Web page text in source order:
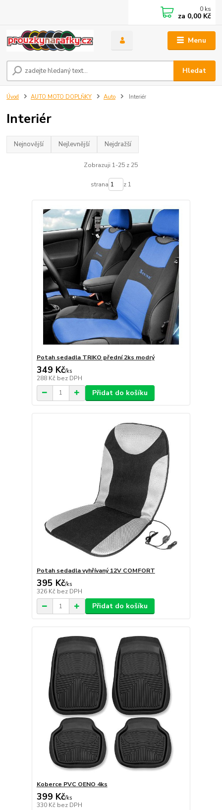
Menu
Hledat
0 ks
za 0,00 Kč
Úvod AUTO MOTO DOPLŇKY Auto Interiér
Interiér
Nejnovější Nejlevnější Nejdražší
Zobrazuji 1-25 z 25
strana z 1
Potah sedadla TRIKO přední 2ks modrý
349 Kč/ks
288 Kč bez DPH
Přidat do košíku
Potah sedadla vyhřívaný 12V COMFORT
395 Kč/ks
326 Kč bez DPH
Přidat do košíku
Koberce PVC OENO 4ks
399 Kč/ks
330 Kč bez DPH